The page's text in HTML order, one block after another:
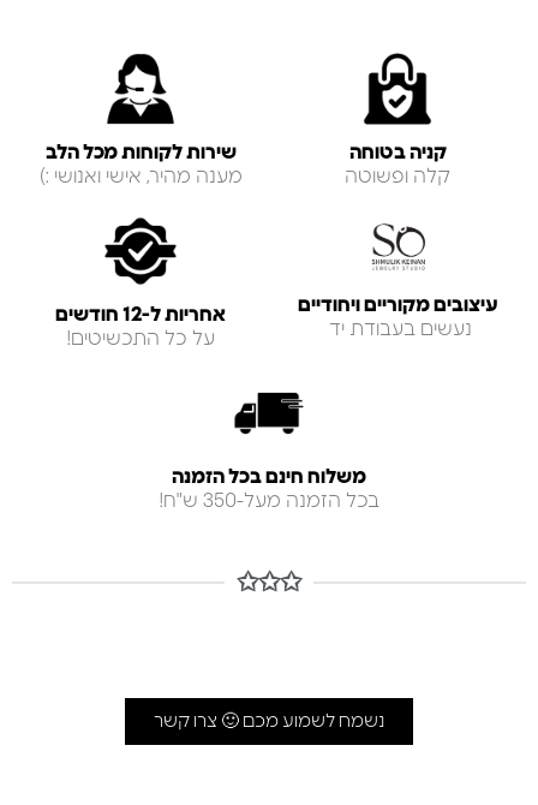
קניה בטוחה
קלה ופשוטה
שירות לקוחות מכל הלב
מענה מהיר, אישי ואנושי :)
עיצובים מקוריים ויחודיים
נעשים בעבודת יד
אחריות ל-12 חודשים
על כל התכשיטים!
משלוח חינם בכל הזמנה
בכל הזמנה מעל-350 ש"ח!
✩✩✩
נשמח לשמוע מכם 🙂 צרו קשר